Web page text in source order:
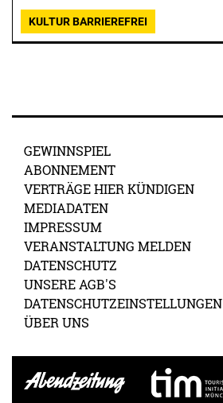
KULTUR BARRIEREFREI
GEWINNSPIEL
ABONNEMENT
VERTRÄGE HIER KÜNDIGEN
MEDIADATEN
IMPRESSUM
VERANSTALTUNG MELDEN
DATENSCHUTZ
UNSERE AGB'S
DATENSCHUTZEINSTELLUNGEN
ÜBER UNS